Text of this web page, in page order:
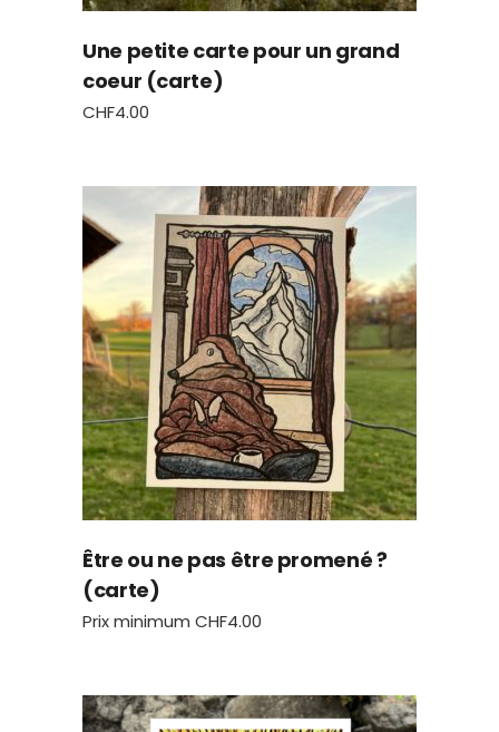
Une petite carte pour un grand
coeur (carte)
CHF4.00
Être ou ne pas être promené ?
(carte)
Prix minimum CHF4.00